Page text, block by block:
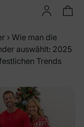
› Wie man die
auswählt: 2025
Trends